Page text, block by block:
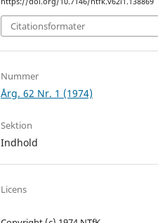
Citationsformater
Nummer
Årg. 62 Nr. 1 (1974)
Sektion
Indhold
Licens